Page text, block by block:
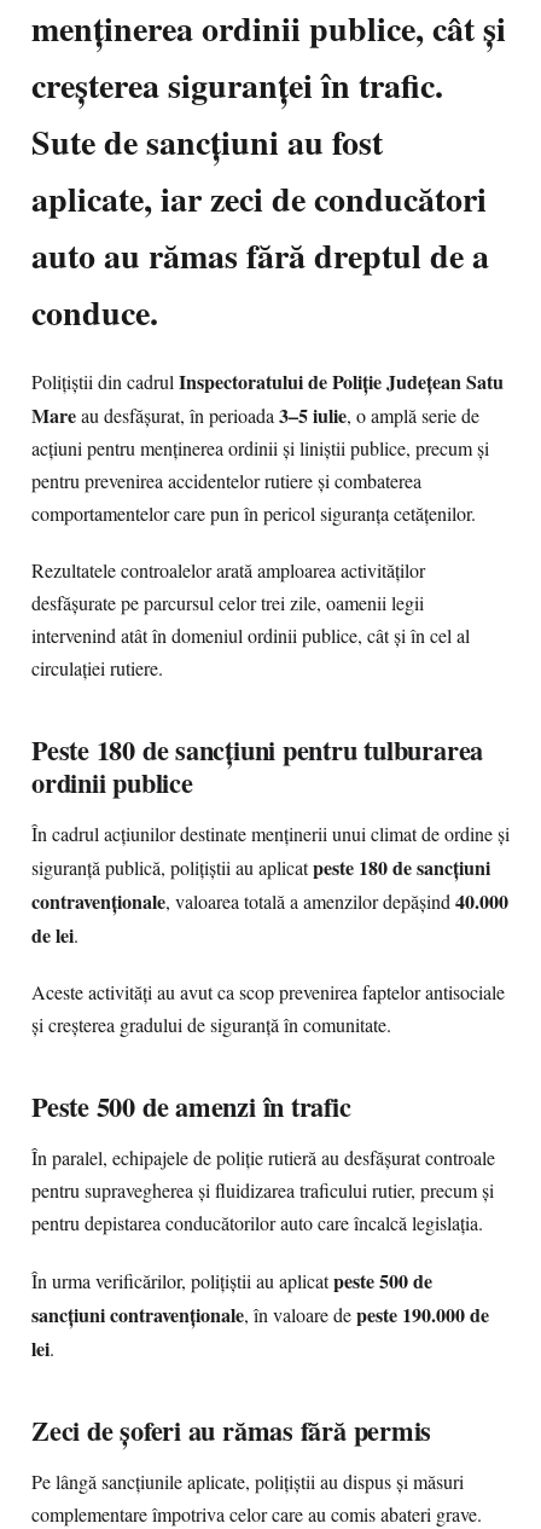
menținerea ordinii publice, cât și
creșterea siguranței în trafic.
Sute de sancțiuni au fost
aplicate, iar zeci de conducători
auto au rămas fără dreptul de a
conduce.
Polițiștii din cadrulInspectoratului de Poliție Județean Satu
Mareau desfășurat, în perioada3–5 iulie, o amplă serie de
acțiuni pentru menținerea ordinii și liniștii publice, precum și
pentru prevenirea accidentelor rutiere și combaterea
comportamentelor care pun în pericol siguranța cetățenilor.
Rezultatele controalelor arată amploarea activităților
desfășurate pe parcursul celor trei zile, oamenii legii
intervenind atât în domeniul ordinii publice, cât și în cel al
circulației rutiere.
Peste 180 de sancțiuni pentru tulburarea
ordinii publice
În cadrul acțiunilor destinate menținerii unui climat de ordine și
siguranță publică, polițiștii au aplicatpeste 180 de sancțiuni
contravenționale, valoarea totală a amenzilor depășind40.000
de lei.
Aceste activități au avut ca scop prevenirea faptelor antisociale
și creșterea gradului de siguranță în comunitate.
Peste 500 de amenzi în trafic
În paralel, echipajele de poliție rutieră au desfășurat controale
pentru supravegherea și fluidizarea traficului rutier, precum și
pentru depistarea conducătorilor auto care încalcă legislația.
În urma verificărilor, polițiștii au aplicatpeste 500 de
sancțiuni contravenționale, în valoare depeste 190.000 de
lei.
Zeci de șoferi au rămas fără permis
Pe lângă sancțiunile aplicate, polițiștii au dispus și măsuri
complementare împotriva celor care au comis abateri grave.